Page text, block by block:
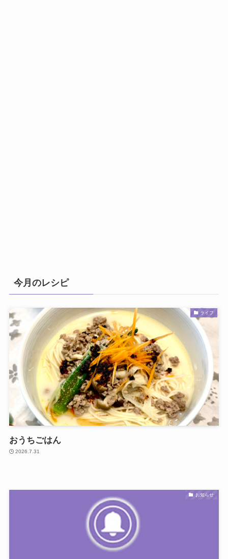
今月のレシピ
ライフ
おうちごはん
2026.7.31
お知らせ